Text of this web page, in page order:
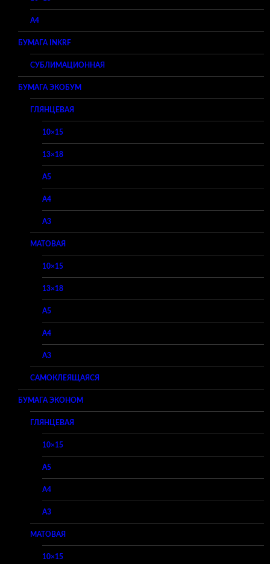
A4
БУМАГА INKRF
СУБЛИМАЦИОННАЯ
БУМАГА ЭКОБУМ
ГЛЯНЦЕВАЯ
10×15
13×18
A5
A4
A3
МАТОВАЯ
10×15
13×18
A5
A4
A3
САМОКЛЕЯЩАЯСЯ
БУМАГА ЭКОНОМ
ГЛЯНЦЕВАЯ
10×15
A5
A4
A3
МАТОВАЯ
10×15